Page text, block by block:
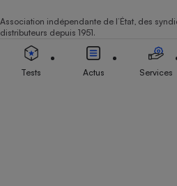
Association indépendante de l’État, des
distributeurs depuis 1951.
Tests Actus Services